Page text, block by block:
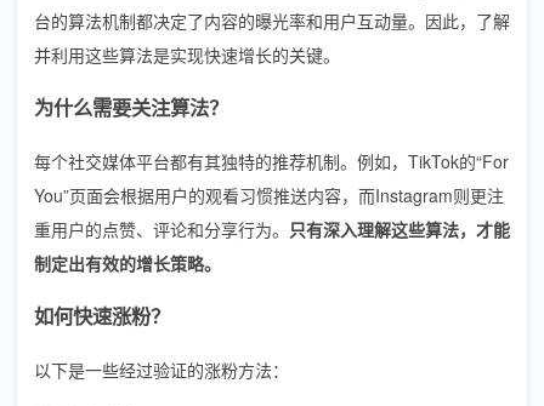
台的算法机制都决定了内容的曝光率和用户互动量。因此，了解
并利用这些算法是实现快速增长的关键。
为什么需要关注算法？
每个社交媒体平台都有其独特的推荐机制。例如，TikTok的“For
You”页面会根据用户的观看习惯推送内容，而Instagram则更注
重用户的点赞、评论和分享行为。 只有深入理解这些算法，才能
制定出有效的增长策略。
如何快速涨粉？
以下是一些经过验证的涨粉方法：